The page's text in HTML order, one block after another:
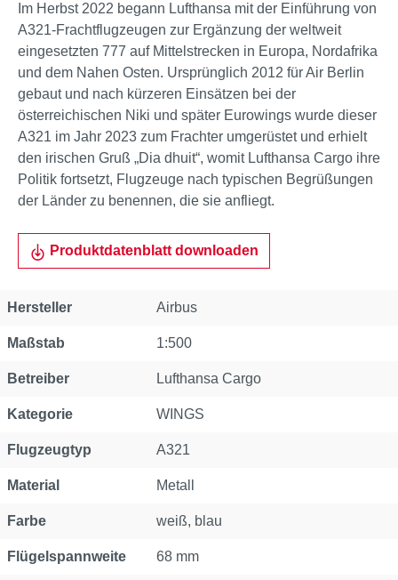
Im Herbst 2022 begann Lufthansa mit der Einführung von
A321-Frachtflugzeugen zur Ergänzung der weltweit
eingesetzten 777 auf Mittelstrecken in Europa, Nordafrika
und dem Nahen Osten. Ursprünglich 2012 für Air Berlin
gebaut und nach kürzeren Einsätzen bei der
österreichischen Niki und später Eurowings wurde dieser
A321 im Jahr 2023 zum Frachter umgerüstet und erhielt
den irischen Gruß „Dia dhuit“, womit Lufthansa Cargo ihre
Politik fortsetzt, Flugzeuge nach typischen Begrüßungen
der Länder zu benennen, die sie anfliegt.
Produktdatenblatt downloaden
Eigenschaft
Hersteller Airbus
Maßstab 1:500
Betreiber Lufthansa Cargo
Kategorie WINGS
Flugzeugtyp A321
Material Metall
Farbe weiß, blau
Flügelspannweite 68 mm